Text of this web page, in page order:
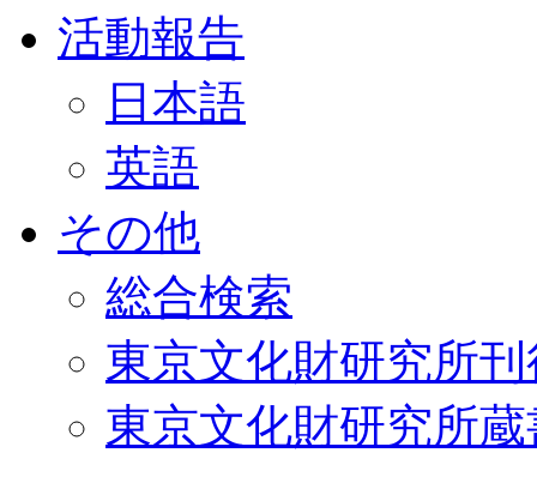
活動報告
日本語
英語
その他
総合検索
東京文化財研究所
東京文化財研究所